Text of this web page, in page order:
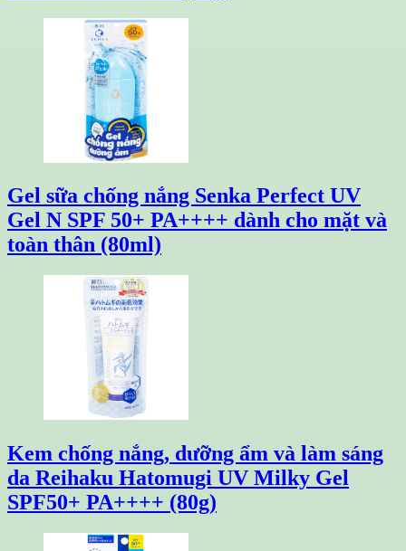
Gel sữa chống nắng Senka Perfect UV
Gel N SPF 50+ PA++++ dành cho mặt và
toàn thân (80ml)
Kem chống nắng, dưỡng ẩm và làm sáng
da Reihaku Hatomugi UV Milky Gel
SPF50+ PA++++ (80g)